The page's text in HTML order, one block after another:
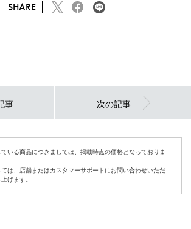
SHARE
事 次の記事
いる商品につきましては、掲載時点の価格となっておりま
は、店舗またはカスタマーサポートにお問い合わせいただ
げます。